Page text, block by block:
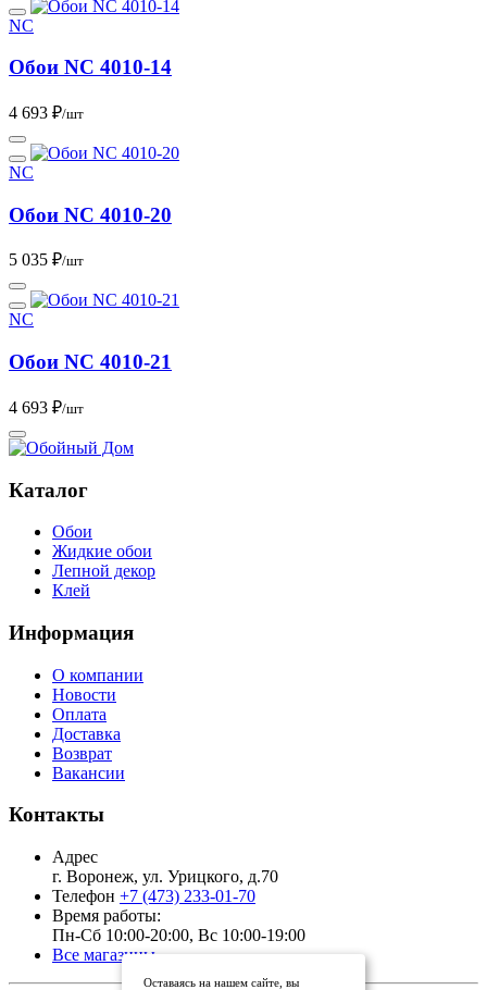
NC
Обои NC 4010-14
4 693 ₽/шт
NC
Обои NC 4010-20
5 035 ₽/шт
NC
Обои NC 4010-21
4 693 ₽/шт
Каталог
Обои
Жидкие обои
Лепной декор
Клей
Информация
О компании
Новости
Оплата
Доставка
Возврат
Вакансии
Контакты
Адрес
г. Воронеж, ул. Урицкого, д.70
Телефон +7 (473) 233-01-70
Время работы:
Пн-Сб 10:00-20:00, Вс 10:00-19:00
Все магазины
Оставаясь на нашем сайте, вы